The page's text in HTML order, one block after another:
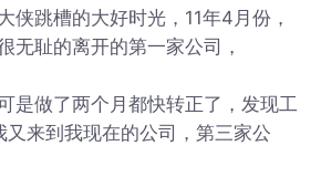
侠跳槽的大好时光，11年4月份，
无耻的离开的第一家公司，
是做了两个月都快转正了，发现工
又来到我现在的公司，第三家公